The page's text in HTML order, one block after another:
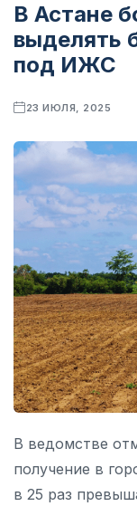
В Астане
выделять
под ИЖС
23 ИЮЛЯ, 2025
В ведомстве
получение в
в 25 раз